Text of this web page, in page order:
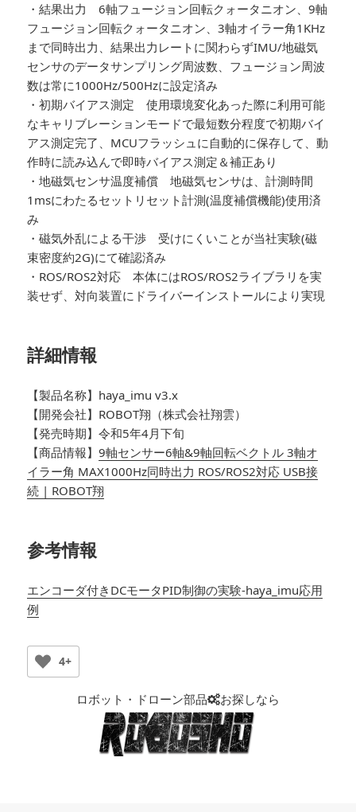
・結果出力 6軸フュージョン回転クォータニオン、9軸
フュージョン回転クォータニオン、3軸オイラー角1KHz
まで同時出力、結果出力レートに関わらずIMU/地磁気
センサのデータサンプリング周波数、フュージョン周波
数は常に1000Hz/500Hzに設定済み
・初期バイアス測定 使用環境変化あった際に利用可能
なキャリブレーションモードで最短数分程度で初期バイ
アス測定完了、MCUフラッシュに自動的に保存して、動
作時に読み込んで即時バイアス測定＆補正あり
・地磁気センサ温度補償 地磁気センサは、計測時間
1msにわたるセットリセット計測(温度補償機能)使用済
み
・磁気外乱による干渉 受けにくいことが当社実験(磁
束密度約2G)にて確認済み
・ROS/ROS2対応 本体にはROS/ROS2ライブラリを実
装せず、対向装置にドライバーインストールにより実現
詳細情報
【製品名称】haya_imu v3.x
【開発会社】ROBOT翔（株式会社翔雲）
【発売時期】令和5年4月下旬
【商品情報】9軸センサー6軸&9軸回転ベクトル 3軸オ
イラー角 MAX1000Hz同時出力 ROS/ROS2対応 USB接
続 | ROBOT翔
参考情報
エンコーダ付きDCモータPID制御の実験-haya_imu応用
例
4+
ロボット・ドローン部品 お探しなら